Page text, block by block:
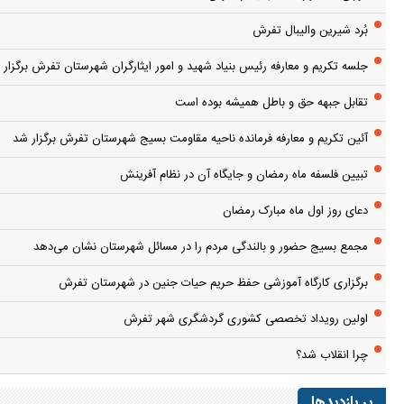
بُرد شیرین والیبال تفرش
جلسه تکریم و معارفه رئیس بنیاد شهید و امور ایثارگران شهرستان تفرش
تقابل جبهه حق و باطل همیشه بوده است
آئین تکریم و معارفه فرمانده ناحیه مقاومت بسیج شهرستان تفرش برگزار شد
تبیین فلسفه ماه رمضان و جایگاه آن در نظام آفرینش
دعای روز اول ماه مبارک رمضان
مجمع بسیج حضور و بالندگی مردم را در مسائل شهرستان نشان می‌دهد
برگزاری کارگاه آموزشی حفظ حریم حیات جنین در شهرستان تفرش
اولین رویداد تخصصی کشوری گردشگری شهر تفرش
چرا انقلاب شد؟